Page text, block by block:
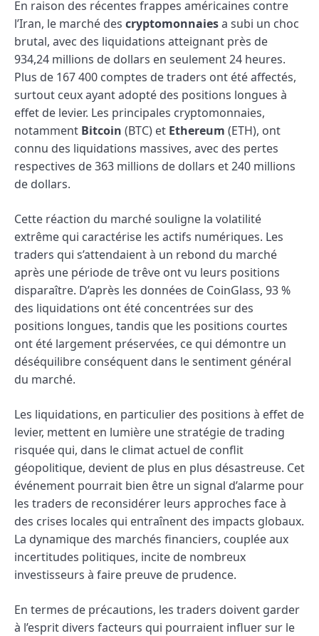
En raison des récentes frappes américaines contre
l’Iran, le marché des cryptomonnaiesa subi un choc
brutal, avec des liquidations atteignant près de
934,24 millions de dollars en seulement 24 heures.
Plus de 167 400 comptes de traders ont été affectés,
surtout ceux ayant adopté des positions longues à
effet de levier. Les principales cryptomonnaies,
notamment Bitcoin (BTC) et Ethereum (ETH), ont
connu des liquidations massives, avec des pertes
respectives de 363 millions de dollars et 240 millions
de dollars.
Cette réaction du marché souligne la volatilité
extrême qui caractérise les actifs numériques. Les
traders qui s’attendaient à un rebond du marché
après une période de trêve ont vu leurs positions
disparaître. D’après les données de CoinGlass, 93 %
des liquidations ont été concentrées sur des
positions longues, tandis que les positions courtes
ont été largement préservées, ce qui démontre un
déséquilibre conséquent dans le sentiment général
du marché.
Les liquidations, en particulier des positions à effet de
levier, mettent en lumière une stratégie de trading
risquée qui, dans le climat actuel de conflit
géopolitique, devient de plus en plus désastreuse. Cet
événement pourrait bien être un signal d’alarme pour
les traders de reconsidérer leurs approches face à
des crises locales qui entraînent des impacts globaux.
La dynamique des marchés financiers, couplée aux
incertitudes politiques, incite de nombreux
investisseurs à faire preuve de prudence.
En termes de précautions, les traders doivent garder
à l’esprit divers facteurs qui pourraient influer sur le